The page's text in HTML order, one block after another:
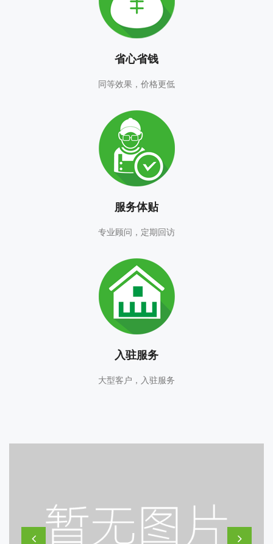
省心省钱
同等效果，价格更低
服务体贴
专业顾问，定期回访
入驻服务
大型客户，入驻服务